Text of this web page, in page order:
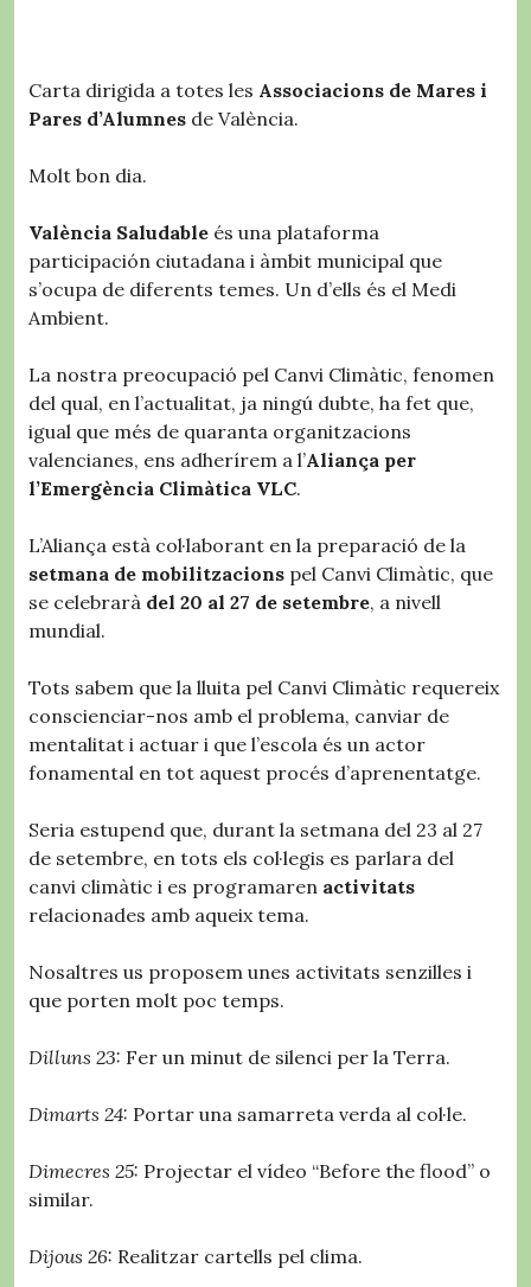
Carta dirigida a totes les Associacions de Mares i
Pares d’Alumnes de València.
Molt bon dia.
València Saludable és una plataforma
participación ciutadana i àmbit municipal que
s’ocupa de diferents temes. Un d’ells és el Medi
Ambient.
La nostra preocupació pel Canvi Climàtic, fenomen
del qual, en l’actualitat, ja ningú dubte, ha fet que,
igual que més de quaranta organitzacions
valencianes, ens adherírem a l’Aliança per
l’Emergència Climàtica VLC.
L’Aliança està col·laborant en la preparació de la
setmana de mobilitzacions pel Canvi Climàtic, que
se celebrarà del 20 al 27 de setembre, a nivell
mundial.
Tots sabem que la lluita pel Canvi Climàtic requereix
conscienciar-nos amb el problema, canviar de
mentalitat i actuar i que l’escola és un actor
fonamental en tot aquest procés d’aprenentatge.
Seria estupend que, durant la setmana del 23 al 27
de setembre, en tots els col·legis es parlara del
canvi climàtic i es programaren activitats
relacionades amb aqueix tema.
Nosaltres us proposem unes activitats senzilles i
que porten molt poc temps.
Dilluns 23: Fer un minut de silenci per la Terra.
Dimarts 24: Portar una samarreta verda al col·le.
Dimecres 25: Projectar el vídeo “Before the flood” o
similar.
Dijous 26: Realitzar cartells pel clima.